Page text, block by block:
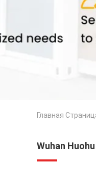
Главная
Wuhan